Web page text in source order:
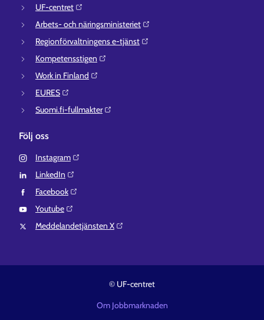
UF-centret⁠
Arbets- och näringsministeriet⁠
Regionförvaltningens e-tjänst⁠
Kompetensstigen⁠
Work in Finland⁠
EURES⁠
Suomi.fi-fullmakter⁠
Följ oss
Instagram⁠
LinkedIn⁠
Facebook⁠
Youtube⁠
Meddelandetjänsten X⁠
© UF-centret
Om Jobbmarknaden